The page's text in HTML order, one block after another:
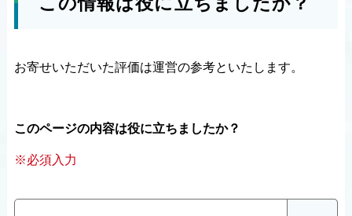
お寄せいただいた評価は運営の参考といたします。
このページの内容は役に立ちましたか？
※必須入力